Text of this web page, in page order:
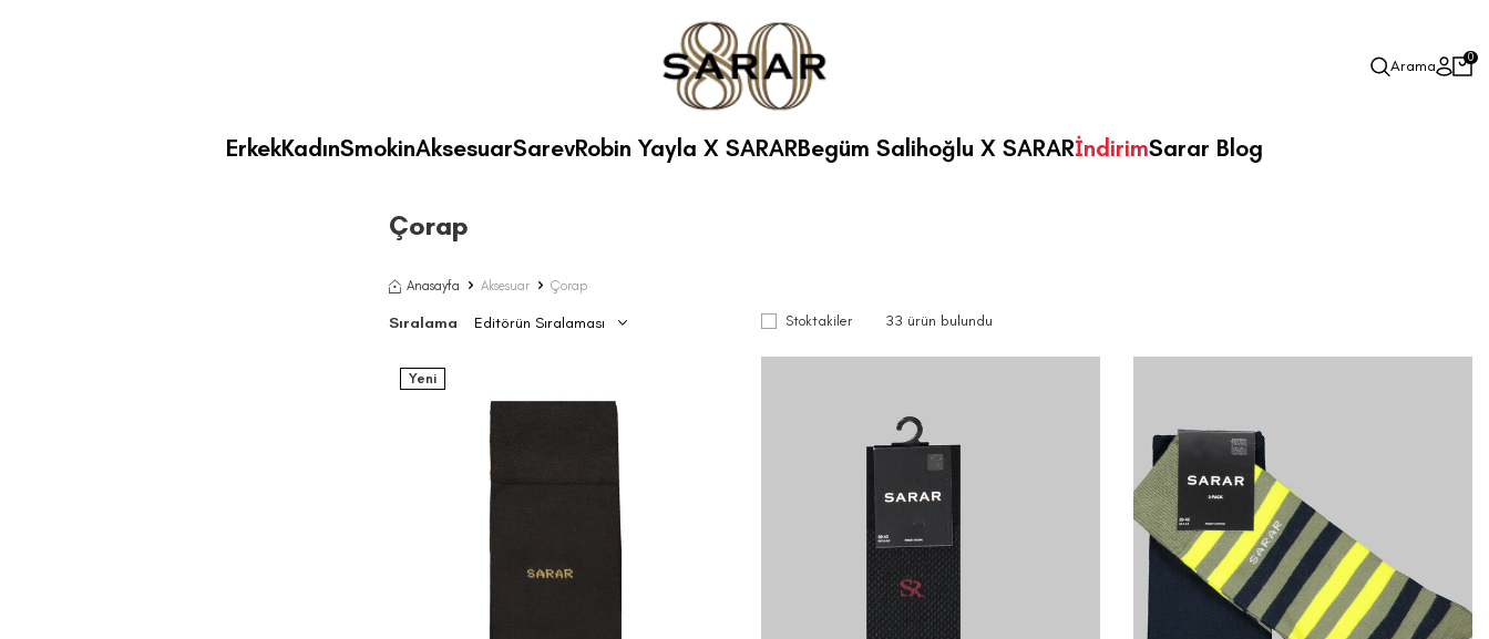
Arama 0
ErkekKadınSmokinAksesuarSarevRobin Yayla X SARARBegüm Salihoğlu X SARARİndirimSarar Blog
Çorap
Anasayfa Aksesuar Çorap
Sıralama Stoktakiler 33 ürün bulundu
Yeni